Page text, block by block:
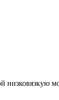
низковязкую